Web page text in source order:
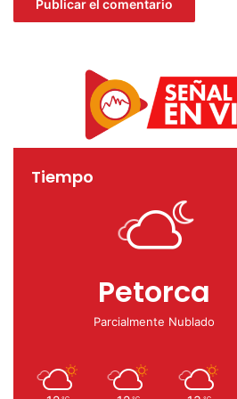
petorca
Tiempo
Petorca
Parcialmente Nublado